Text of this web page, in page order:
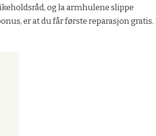
og la armhulene slippe
er at du får første reparasjon gratis.